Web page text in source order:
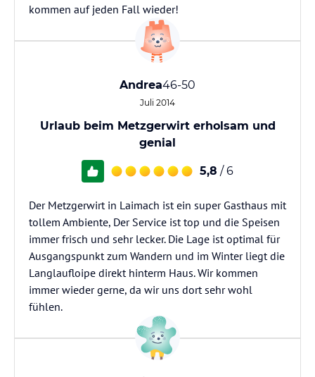
kommen auf jeden Fall wieder!
Andrea46-50
Juli 2014
Urlaub beim Metzgerwirt erholsam und
genial
5,8 / 6
Der Metzgerwirt in Laimach ist ein super Gasthaus mit
tollem Ambiente, Der Service ist top und die Speisen
immer frisch und sehr lecker. Die Lage ist optimal für
Ausgangspunkt zum Wandern und im Winter liegt die
Langlaufloipe direkt hinterm Haus. Wir kommen
immer wieder gerne, da wir uns dort sehr wohl
fühlen.